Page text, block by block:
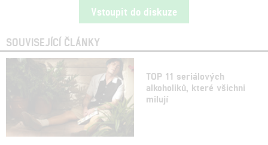
Vstoupit do diskuze
SOUVISEJÍCÍ ČLÁNKY
TOP 11 seriálových
alkoholiků, které všichni
milují